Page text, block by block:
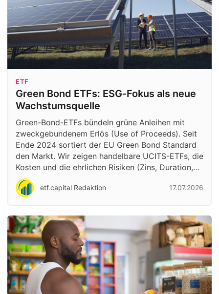
ETF
Green Bond ETFs: ESG‑Fokus als neue
Wachstumsquelle
Green-Bond-ETFs bündeln grüne Anleihen mit
zweckgebundenem Erlös (Use of Proceeds). Seit
Ende 2024 sortiert der EU Green Bond Standard
den Markt. Wir zeigen handelbare UCITS-ETFs, die
Kosten und die ehrlichen Risiken (Zins, Duration,…
etf.capital Redaktion 17.07.2026